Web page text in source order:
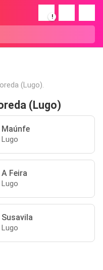
!
(Lugo).
(Lugo)
Maúnfe
Lugo
A Feira
Lugo
Susavila
Lugo